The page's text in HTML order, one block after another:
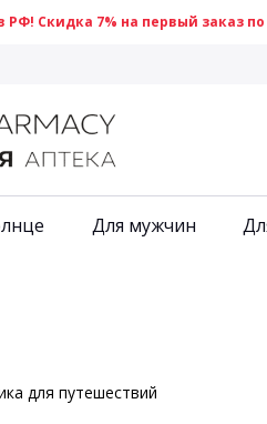
Скидка 7% на первый заказ по
Для мужчин
для путешествий